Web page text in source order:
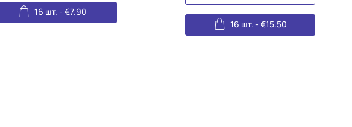
16 шт. - €7.90
16 шт. - €15.50